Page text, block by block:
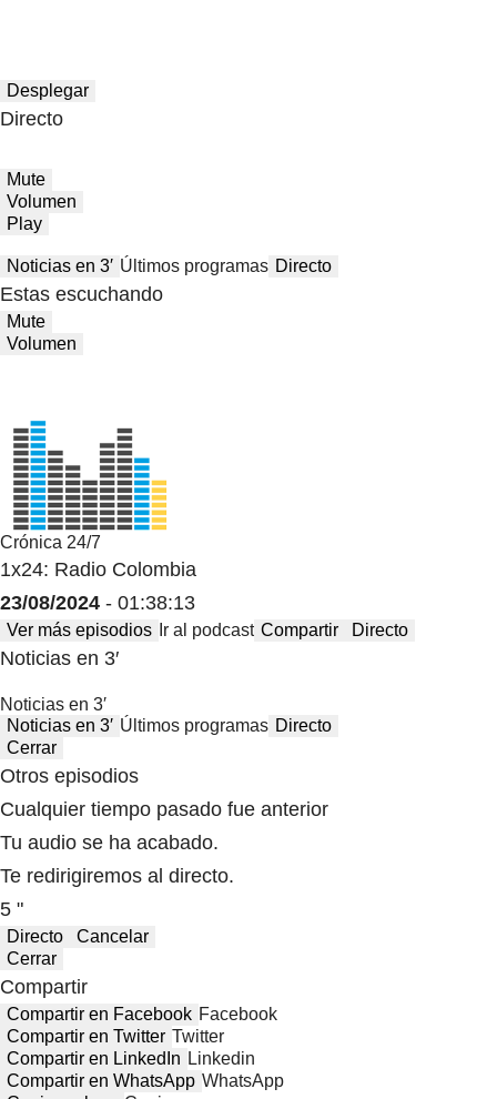
Desplegar
Directo
Mute
Volumen
Play
Noticias en 3′ Últimos programas Directo
Estas escuchando
Mute
Volumen
Crónica 24/7
1x24: Radio Colombia
23/08/2024 - 01:38:13
Ver más episodios Ir al podcast Compartir Directo
Noticias en 3′
Noticias en 3′
Noticias en 3′ Últimos programas Directo
Cerrar
Otros episodios
Cualquier tiempo pasado fue anterior
Tu audio se ha acabado.
Te redirigiremos al directo.
5 "
Directo
Cancelar
Cerrar
Compartir
Compartir en Facebook Facebook
Compartir en Twitter Twitter
Compartir en LinkedIn Linkedin
Compartir en WhatsApp WhatsApp